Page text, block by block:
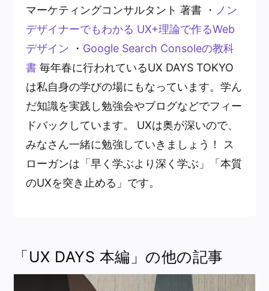
マーケティングコンサルタント 著書 ・ ノン
デザイナーでもわかる UX+理論で作るWeb
デザイン ・ Google Search Consoleの教科
書毎年春に行われているUX DAYS TOKYO
は私自身の学びの場にもなっています。学ん
だ知識を実践し勉強会やブログなどでフィー
ドバックしています。 UXは奥が深いので、
みなさん一緒に勉強していきましょう！ ス
ローガンは「早く学ぶより深く学ぶ」「本質
のUXを突き止める」です。
「UX DAYS 本編」の他の記事